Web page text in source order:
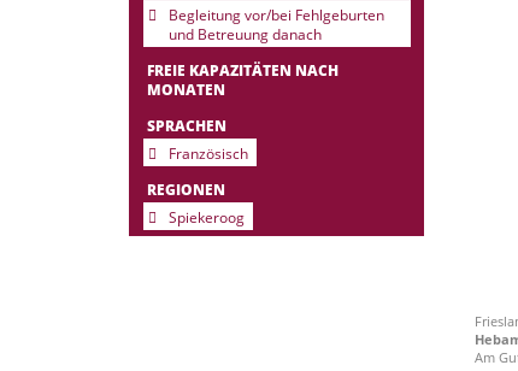
Begleitung vor/bei Fehlgeburten
und Betreuung danach
FREIE KAPAZITÄTEN NACH
MONATEN
SPRACHEN
Französisch
REGIONEN
Spiekeroog
Am